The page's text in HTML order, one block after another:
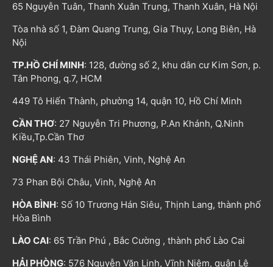
65 Nguyễn Tuân, Thanh Xuân Trung, Thanh Xuân, Hà Nội
Tòa nhà số 1, Đàm Quang Trung, Gia Thụy, Long Biên, Hà
Nội
TP.HỒ CHÍ MINH: 128, đường số 2, khu dân cư Kim Sơn, p.
Tân Phong, q.7, HCM
449 Tô Hiến Thành, phường 14, quận 10, Hồ Chí Minh
CẦN THƠ: 27 Nguyễn Tri Phương, P.An Khánh, Q.Ninh
Kiều,Tp.Cần Thơ
NGHỆ AN: 43 Thái Phiên, Vinh, Nghệ An
73 Phan Bội Châu, Vinh, Nghệ An
HÒA BÌNH: Số 10 Trương Hán Siêu, Thịnh Lang, thành phố
Hòa Bình
LÀO CAI: 65 Trần Phú , Bắc Cường , thành phố Lào Cai
HẢI PHÒNG: 576 Nguyễn Văn Linh, Vĩnh Niệm, quận Lê